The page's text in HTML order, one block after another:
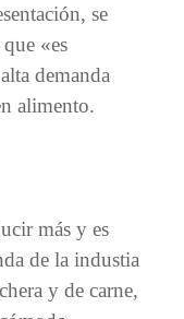
se
«es
demanda
alimento.
más y es
de la industia
y de carne,